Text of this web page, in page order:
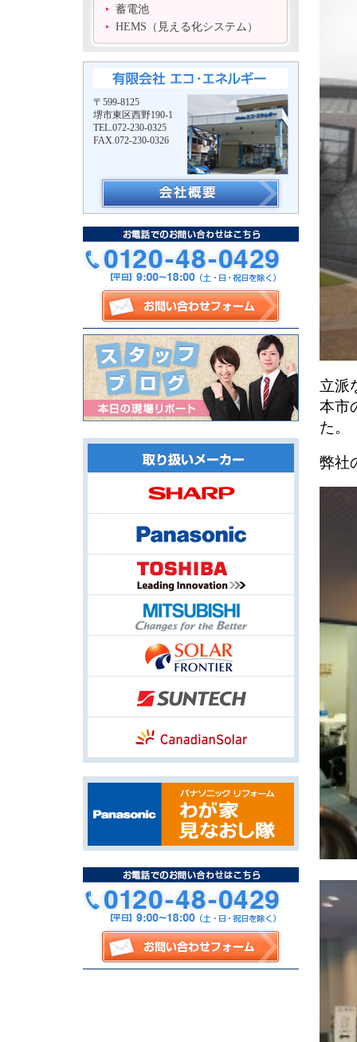
蓄電池
HEMS（見える化システム）
〒599-8125
堺市東区西野190-1
TEL.072-230-0325
FAX.072-230-0326
立派
本市
た。
弊社